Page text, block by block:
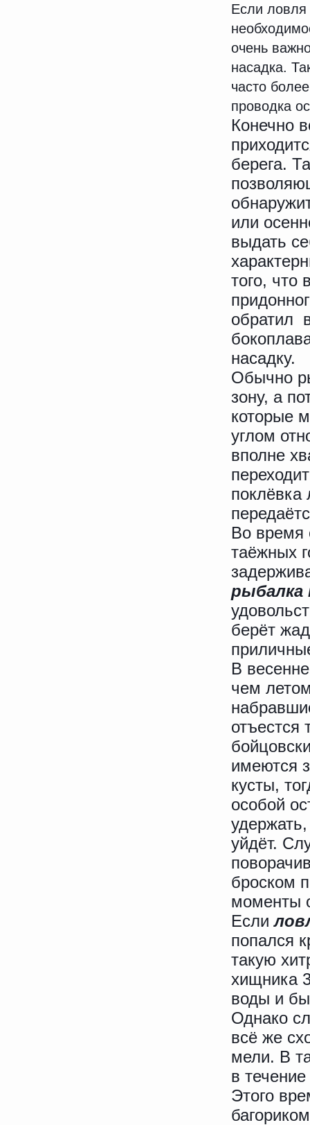
Если ловля
очень
насадка.
часто
проводка
Конечно
берега.
или
выдать
того, что
обратил
насадку.
Обычно
зону, а
которые
углом
вполне
поклёвка
Во время
таёжных
рыбалка
берёт
В
чем
отъестся
имеются
кусты,
особой
уйдёт.
броском
моменты
Если
попался
такую
хищника
воды и
Однако
всё же
мели. В
в
Этого